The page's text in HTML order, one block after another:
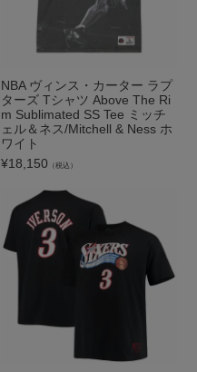
NBA ヴィンス・カーター ラプ
ターズ Tシャツ Above The Ri
m Sublimated SS Tee ミッチ
ェル＆ネス/Mitchell & Ness ホ
ワイト
¥18,150 （税込）